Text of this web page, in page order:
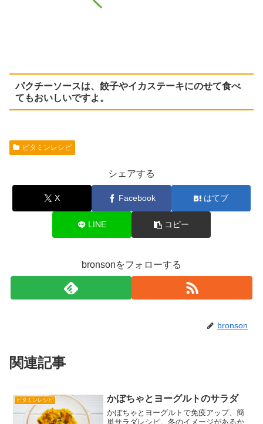
パクチーソースは、餃子やイカステーキにのせて食べ
てもおいしいですよ。
ビタミンレシピ
シェアする
X Facebook はてブ
LINE コピー
bronsonをフォローする
bronson
関連記事
ビタミンレシピ かぼちゃとヨーグルトのサラダ
かぼちゃとヨーグルトで免疫アップ、簡
単サラダレシピ。冬のイメージがあるか